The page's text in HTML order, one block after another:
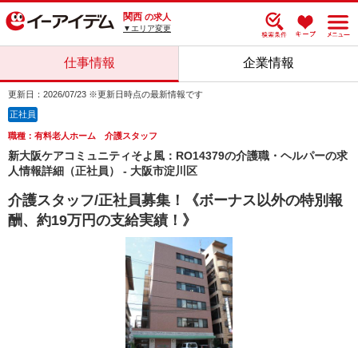
関西 の求人
▼エリア変更
仕事情報 企業情報
更新日：2026/07/23 ※更新日時点の最新情報です
正社員
職種：有料老人ホーム 介護スタッフ
新大阪ケアコミュニティそよ風：RO14379の介護職・ヘルパーの求
人情報詳細（正社員） - 大阪市淀川区
介護スタッフ/正社員募集！《ボーナス以外の特別報
酬、約19万円の支給実績！》